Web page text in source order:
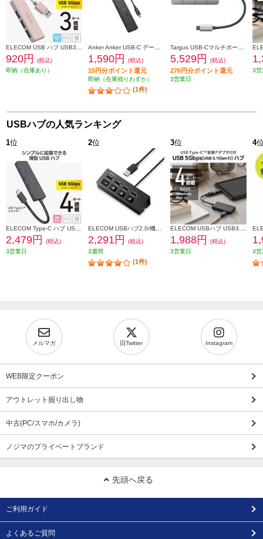
920円
(税込)
即納（在庫あり）
1,590円 (税込)
15円分ポイント還元
即納（在庫残りわずか）
(1件)
5,529円 (税込)
276円分ポイント還元
3営業日
3営
USBハブの人気ランキング
1位
2,479円
(税込)
3営業日
2位
2,291円
(税込)
3週間
(1件)
3位
1,988円
(税込)
3営業日
4
3営
メルマガ 旧Twitter Instagram
WEB限定クーポン
アウトレット掘り出し物
中古(PC/スマホ/カメラ)
ノジマのプライベートブランド
先頭へ戻る
ご利用ガイド
よくあるご質問